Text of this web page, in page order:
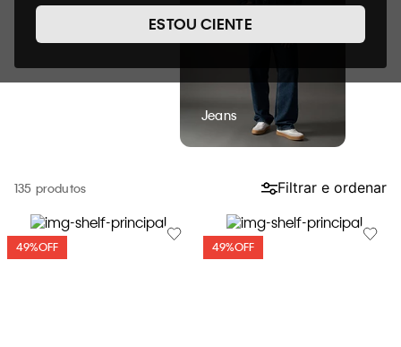
de cookies, informaremos quais cookies usaremos e quais
suas funções. A forma como processamos os dados
nosso Aviso de Privacidade. Quando você visita nosso site,
consideraremos isso como sua solicitação específica para
fornecer a você toda a funcionalidade do site, incluindo,
entre outros, a capacidade de comprar um item em nossa
loja virtual. Para maiores informações sobre o nosso aviso de
ESTOU CIENTE
Jeans
135 Filtrar e ordenar
49%OFF 49%OFF